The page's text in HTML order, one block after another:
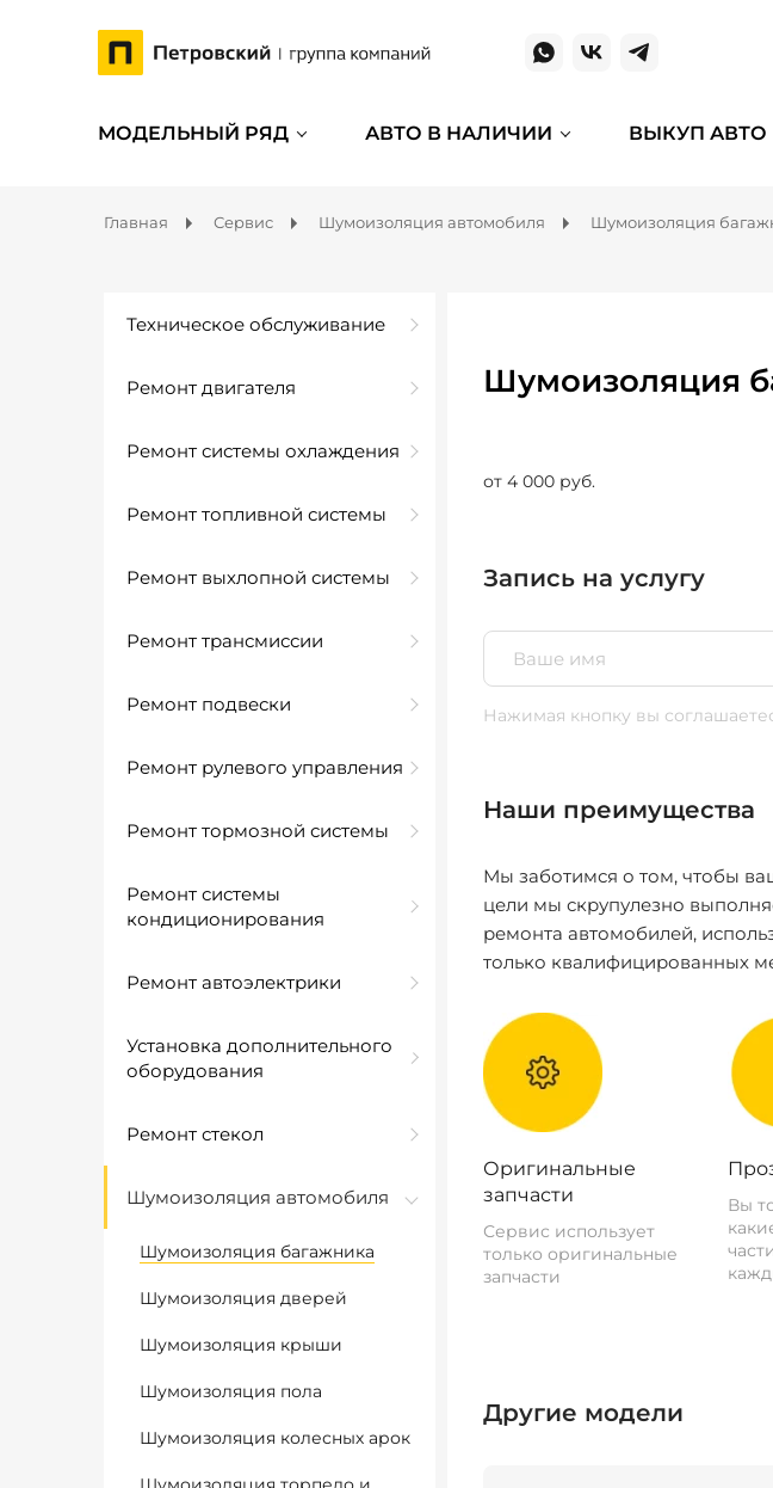
МОДЕЛЬНЫЙ РЯД АВТО В НАЛИЧИИ ВЫКУП АВТО
Главная Сервис Шумоизоляция автомобиля Шумоизоляция
Техническое обслуживание
Ремонт двигателя
Ремонт системы охлаждения
Ремонт топливной системы
Ремонт выхлопной системы
Ремонт трансмиссии
Ремонт подвески
Ремонт рулевого управления
Ремонт тормозной системы
Ремонт системы
кондиционирования
Ремонт автоэлектрики
Установка дополнительного
оборудования
Ремонт стекол
Шумоизоляция автомобиля
Шумоизоляция багажника
Шумоизоляция дверей
Шумоизоляция крыши
Шумоизоляция пола
Шумоизоляция колесных арок
Шумоизоляция
от 4 000 руб.
Запись на услугу
Нажимая кнопку вы
Наши преимущества
Мы заботимся о том, чтобы
цели мы скрупулезно
ремонта автомобилей,
только квалифицированных
Оригинальные
запчасти
Сервис использует
только оригинальные
запчасти
Вы
Другие модели